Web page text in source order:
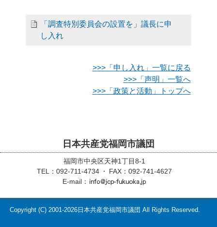
「調査特別委員会の設置を」議長に申
し入れ
>>>「申し入れ」一覧に戻る
>>>「声明」一覧へ
>>>「政策と活動」トップへ
日本共産党福岡市議団
福岡市中央区天神1丁目8-1
TEL：092-711-4734
FAX：092-741-4627
E-mail：
Copyright (C) 2001-2026日本共産党福岡市議団 All Rights Reserved.